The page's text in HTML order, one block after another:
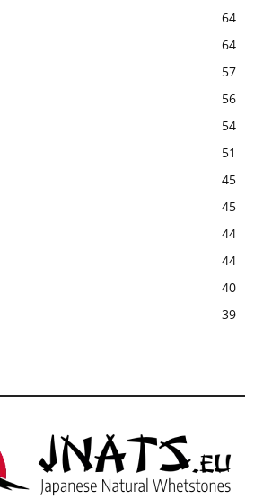
64
64
57
56
54
51
45
45
44
44
40
39